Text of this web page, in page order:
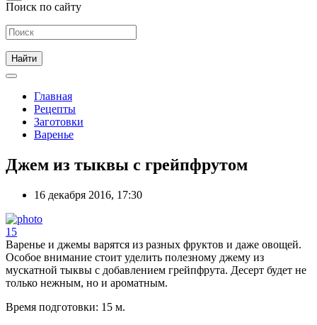
Поиск по сайту
Главная
Рецепты
Заготовки
Варенье
Джем из тыквы с грейпфрутом
16 декабря 2016, 17:30
15
Варенье и джемы варятся из разных фруктов и даже овощей.
Особое внимание стоит уделить полезному джему из
мускатной тыквы с добавлением грейпфрута. Десерт будет не
только нежным, но и ароматным.
Время подготовки: 15 м.